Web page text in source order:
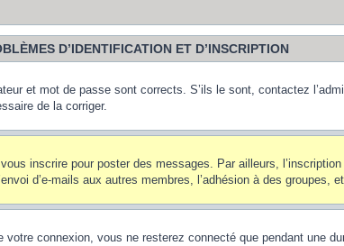
D’IDENTIFICATION ET D’INSCRIPTION
et mot de passe sont corrects. S’ils le sont, contactez
de la corriger.
inscrire pour poster des messages. Par ailleurs,
d’e-mails aux autres membres, l’adhésion à des groupes,
votre connexion, vous ne resterez connecté que pendant une